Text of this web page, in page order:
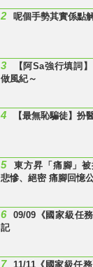
2 呢個手勢其實係點
3
【阿Sa強行填詞
做風紀～
4 【最無恥騙徒】扮
5
東方昇「痛腳」
悲慘、絕密 痛腳回憶
6
09/09《國家級任
記
7 11/11《國家級任